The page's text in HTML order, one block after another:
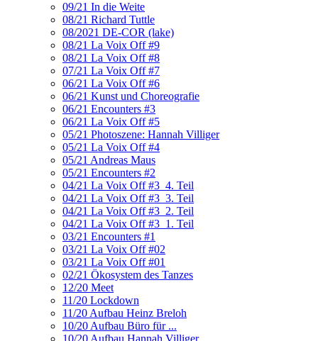
09/21 In die Weite
08/21 Richard Tuttle
08/2021 DE-COR (lake)
08/21 La Voix Off #9
08/21 La Voix Off #8
07/21 La Voix Off #7
06/21 La Voix Off #6
06/21 Kunst und Choreografie
06/21 Encounters #3
06/21 La Voix Off #5
05/21 Photoszene: Hannah Villiger
05/21 La Voix Off #4
05/21 Andreas Maus
05/21 Encounters #2
04/21 La Voix Off #3_4. Teil
04/21 La Voix Off #3_3. Teil
04/21 La Voix Off #3_2. Teil
04/21 La Voix Off #3_1. Teil
03/21 Encounters #1
03/21 La Voix Off #02
03/21 La Voix Off #01
02/21 Ökosystem des Tanzes
12/20 Meet
11/20 Lockdown
11/20 Aufbau Heinz Breloh
10/20 Aufbau Büro für ...
10/20 Aufbau Hannah Villiger